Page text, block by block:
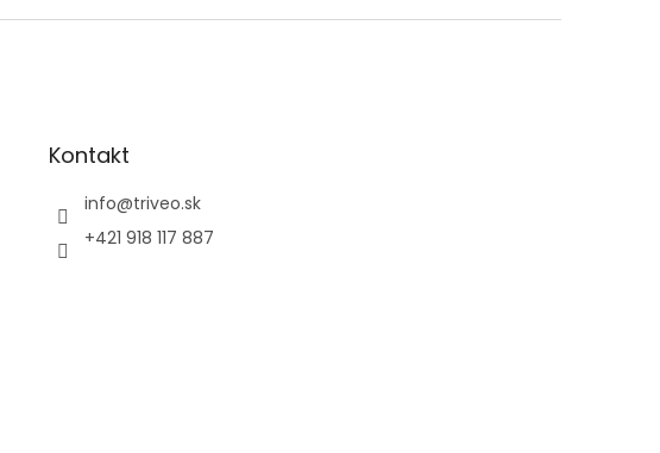
Kontakt
info@triveo.sk
+421 918 117 887